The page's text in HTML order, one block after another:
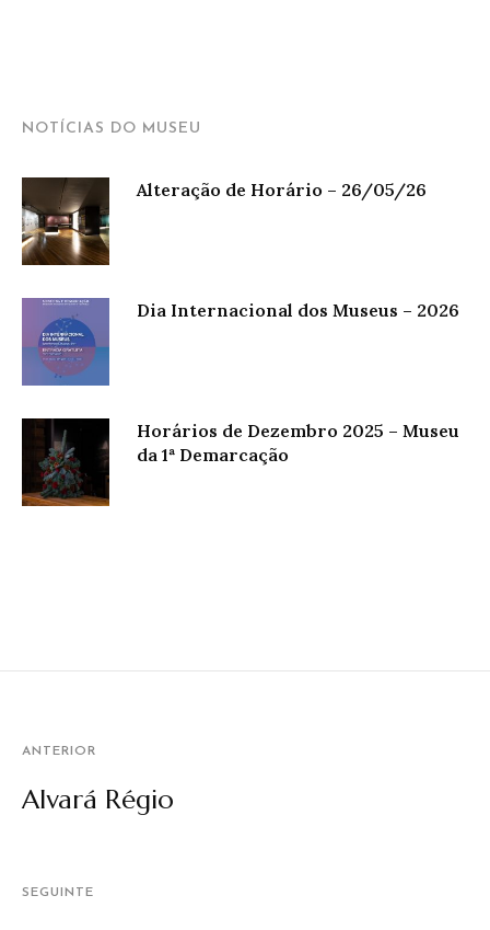
NOTÍCIAS DO MUSEU
Alteração de Horário – 26/05/26
Dia Internacional dos Museus – 2026
Horários de Dezembro 2025 – Museu
da 1ª Demarcação
ANTERIOR
Alvará Régio
SEGUINTE